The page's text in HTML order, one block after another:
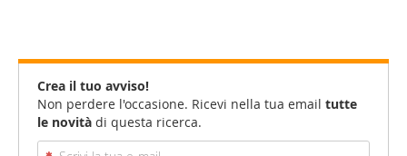
Crea il tuo avviso!
Non perdere l'occasione. Ricevi nella tua email tutte
le novità di questa ricerca.